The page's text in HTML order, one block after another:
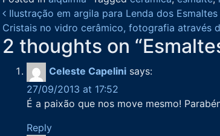
Post navigation
Ilustração em argila para Lenda dos Esmaltes
Cristais no vidro cerâmico, fotografia através
2 thoughts on “
Celeste Capelini says:
27/09/2013 at 17:52
É a paixão que nos move mesmo!
Reply